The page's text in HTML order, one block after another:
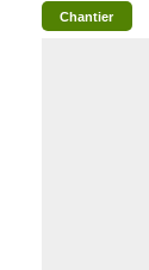
Chantier